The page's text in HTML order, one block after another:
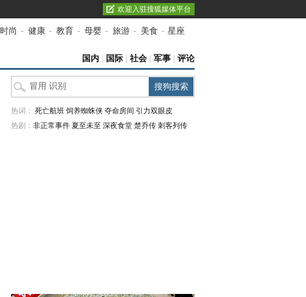
欢迎入驻搜狐媒体平台
时尚 - 健康 - 教育 - 母婴 - 旅游 - 美食 - 星座
国内 国际 社会 军事 评论
热词： 死亡航班 饲养蜘蛛侠 夺命房间 引力双眼皮
热剧： 非正常事件 夏至未至 深夜食堂 楚乔传 刺客列传